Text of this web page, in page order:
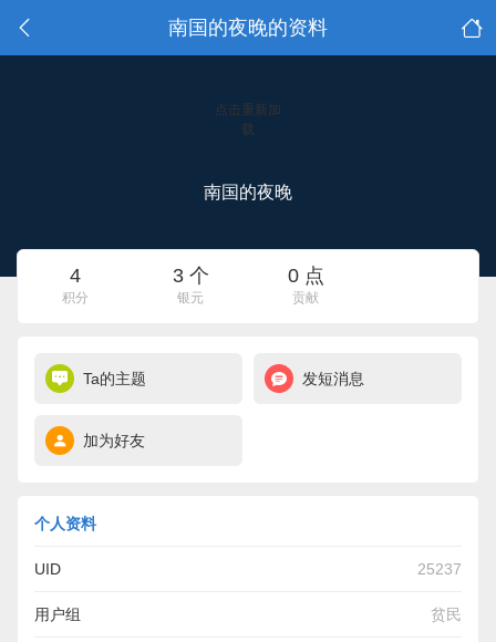
南国的夜晚的资料
点击重新加
载
南国的夜晚
4
积分
3 个
银元
0 点
贡献
Ta的主题 发短消息
加为好友
个人资料
UID 25237
用户组 贫民